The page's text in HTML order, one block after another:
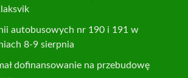
autobusowych nr 190 i 191 w
8-9 sierpnia
dofinansowanie na przebudowę